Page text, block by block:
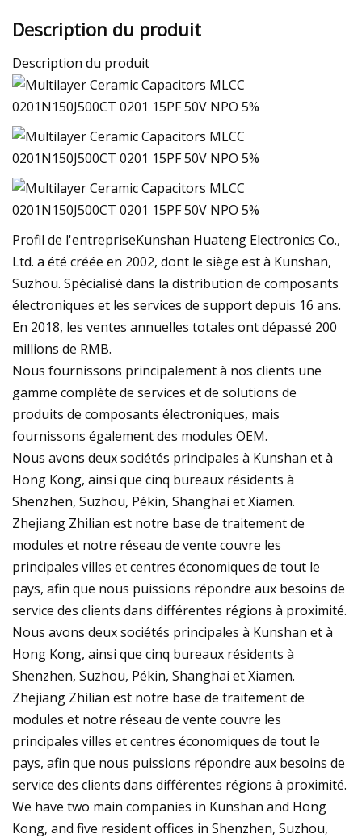
Description du produit
Description du produit
Profil de l'entrepriseKunshan Huateng Electronics Co.,
Ltd. a été créée en 2002, dont le siège est à Kunshan,
Suzhou. Spécialisé dans la distribution de composants
électroniques et les services de support depuis 16 ans.
En 2018, les ventes annuelles totales ont dépassé 200
millions de RMB.
Nous fournissons principalement à nos clients une
gamme complète de services et de solutions de
produits de composants électroniques, mais
fournissons également des modules OEM.
Nous avons deux sociétés principales à Kunshan et à
Hong Kong, ainsi que cinq bureaux résidents à
Shenzhen, Suzhou, Pékin, Shanghai et Xiamen.
Zhejiang Zhilian est notre base de traitement de
modules et notre réseau de vente couvre les
principales villes et centres économiques de tout le
pays, afin que nous puissions répondre aux besoins de
service des clients dans différentes régions à proximité.
Nous avons deux sociétés principales à Kunshan et à
Hong Kong, ainsi que cinq bureaux résidents à
Shenzhen, Suzhou, Pékin, Shanghai et Xiamen.
Zhejiang Zhilian est notre base de traitement de
modules et notre réseau de vente couvre les
principales villes et centres économiques de tout le
pays, afin que nous puissions répondre aux besoins de
service des clients dans différentes régions à proximité.
We have two main companies in Kunshan and Hong
Kong, and five resident offices in Shenzhen, Suzhou,